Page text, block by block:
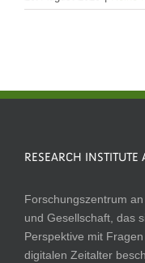
RESEARCH INSTITUTE
Forschungszentrum
und Gesellschaft, das
Perspektive mit
digitalen Zeitalter